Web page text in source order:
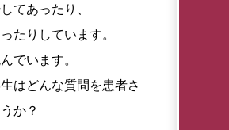
てあったり、
たりしています。
でいます。
はどんな質問を患者さ
か？